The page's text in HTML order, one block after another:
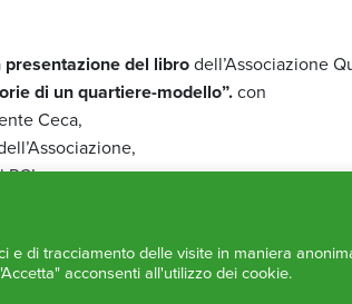
presentazione del librodell’Associazione
di un quartiere-modello”.con
Ceca,
PCI,
e di tracciamento delle visite in maniera
acconsenti all'utilizzo dei cookie.